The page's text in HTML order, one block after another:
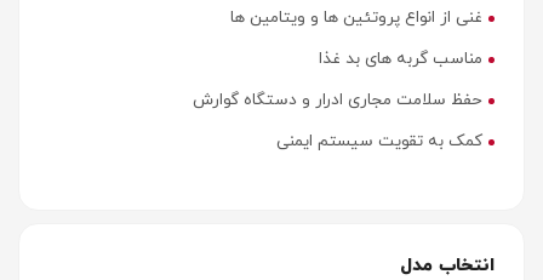
غنی از انواع پروتئین ها و ویتامین ها
مناسب گربه های بد غذا
حفظ سلامت مجاری ادرار و دستگاه گوارش
کمک به تقویت سیستم ایمنی
انتخاب مدل